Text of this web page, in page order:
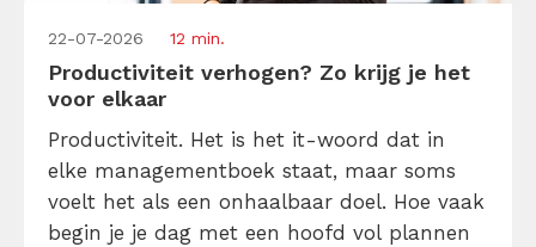
22-07-2026 12 min.
Productiviteit verhogen? Zo krijg je het
voor elkaar
Productiviteit. Het is het it-woord dat in
elke managementboek staat, maar soms
voelt het als een onhaalbaar doel. Hoe vaak
begin je je dag met een hoofd vol plannen